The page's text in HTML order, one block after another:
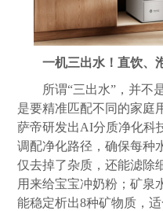
一机三出水！直饮、
所谓“三出水”，并不
是要精准匹配不同的家庭
萨帝研发出AI分质净化科
调配净化路径，确保每种
仅去掉了杂质，还能滤除
用来给宝宝冲奶粉；矿泉
能稳定析出8种矿物质，